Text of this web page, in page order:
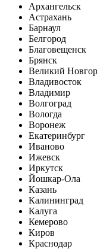
Архангельск
Астрахань
Барнаул
Белгород
Благовещенск
Брянск
Великий
Владивосток
Владимир
Волгоград
Вологда
Воронеж
Екатеринбург
Иваново
Ижевск
Иркутск
Йошкар-Ола
Казань
Калининград
Калуга
Кемерово
Киров
Краснодар